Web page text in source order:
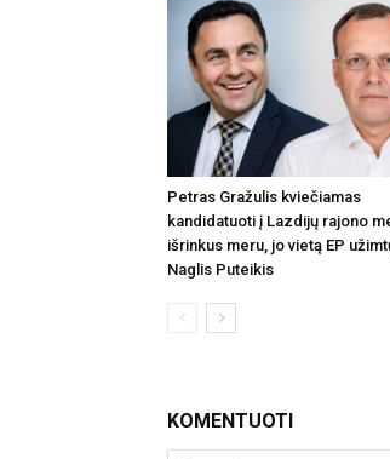
Petras Gražulis kviečiamas
kandidatuoti į Lazdijų rajono
išrinkus meru, jo vietą EP
Naglis Puteikis
KOMENTUOTI